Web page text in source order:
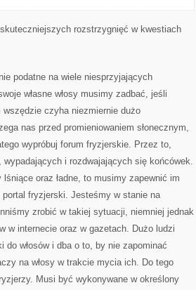
SKUTECZNIEJSZYCH
ROZSTRZYGNIĘĆ
rozstrzygnięć w kwestiach
podatne na wiele niesprzyjających
własne włosy musimy zadbać, jeśli
wszędzie czyha niezmiernie dużo
nas przed promieniowaniem słonecznym,
wypróbuj forum fryzjerskie. Przez to,
wypadających i rozdwajających się końcówek.
oraz ładne, to musimy zapewnić im
fryzjerski. Jesteśmy w stanie na
zrobić w takiej sytuacji, niemniej jednak
w internecie oraz w gazetach. Dużo ludzi
do włosów i dba o to, by nie zapominać
na włosy w trakcie mycia ich. Do tego
Musi być wykonywane w określony